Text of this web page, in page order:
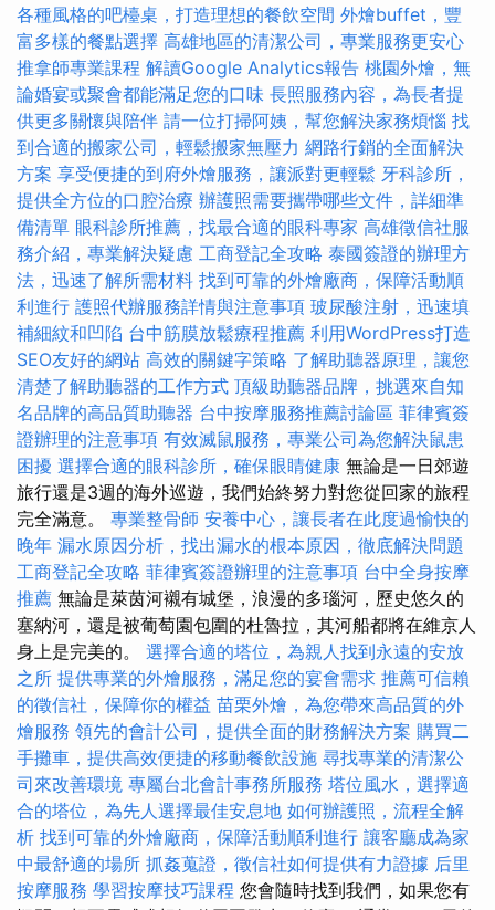
各種風格的吧檯桌，打造理想的餐飲空間 外燴buffet，豐
富多樣的餐點選擇 高雄地區的清潔公司，專業服務更安心
推拿師專業課程 解讀Google Analytics報告 桃園外燴，無
論婚宴或聚會都能滿足您的口味 長照服務內容，為長者提
供更多關懷與陪伴 請一位打掃阿姨，幫您解決家務煩惱 找
到合適的搬家公司，輕鬆搬家無壓力 網路行銷的全面解決
方案 享受便捷的到府外燴服務，讓派對更輕鬆 牙科診所，
提供全方位的口腔治療 辦護照需要攜帶哪些文件，詳細準
備清單 眼科診所推薦，找最合適的眼科專家 高雄徵信社服
務介紹，專業解決疑慮 工商登記全攻略 泰國簽證的辦理方
法，迅速了解所需材料 找到可靠的外燴廠商，保障活動順
利進行 護照代辦服務詳情與注意事項 玻尿酸注射，迅速填
補細紋和凹陷 台中筋膜放鬆療程推薦 利用WordPress打造
SEO友好的網站 高效的關鍵字策略 了解助聽器原理，讓您
清楚了解助聽器的工作方式 頂級助聽器品牌，挑選來自知
名品牌的高品質助聽器 台中按摩服務推薦討論區 菲律賓簽
證辦理的注意事項 有效滅鼠服務，專業公司為您解決鼠患
困擾 選擇合適的眼科診所，確保眼睛健康 無論是一日郊遊
旅行還是3週的海外巡遊，我們始終努力對您從回家的旅程
完全滿意。 專業整骨師 安養中心，讓長者在此度過愉快的
晚年 漏水原因分析，找出漏水的根本原因，徹底解決問題
工商登記全攻略 菲律賓簽證辦理的注意事項 台中全身按摩
推薦 無論是萊茵河襯有城堡，浪漫的多瑙河，歷史悠久的
塞納河，還是被葡萄園包圍的杜魯拉，其河船都將在維京人
身上是完美的。 選擇合適的塔位，為親人找到永遠的安放
之所 提供專業的外燴服務，滿足您的宴會需求 推薦可信賴
的徵信社，保障你的權益 苗栗外燴，為您帶來高品質的外
燴服務 領先的會計公司，提供全面的財務解決方案 購買二
手攤車，提供高效便捷的移動餐飲設施 尋找專業的清潔公
司來改善環境 專屬台北會計事務所服務 塔位風水，選擇適
合的塔位，為先人選擇最佳安息地 如何辦護照，流程全解
析 找到可靠的外燴廠商，保障活動順利進行 讓客廳成為家
中最舒適的場所 抓姦蒐證，徵信社如何提供有力證據 后里
按摩服務 學習按摩技巧課程 您會隨時找到我們，如果您有